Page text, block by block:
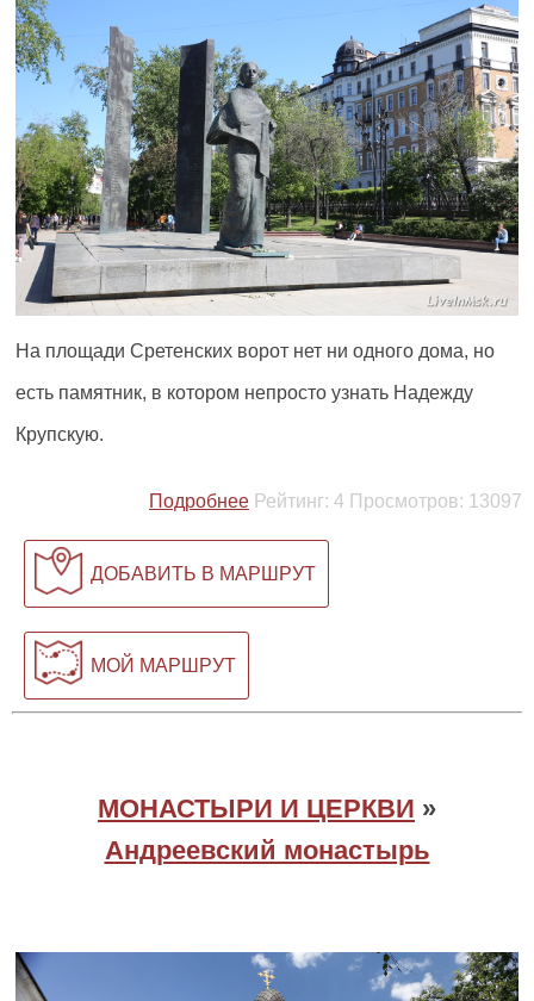
На площади Сретенских ворот нет ни одного дома, но
есть памятник, в котором непросто узнать Надежду
Крупскую.
Подробнее Рейтинг: 4 Просмотров: 13097
ДОБАВИТЬ В МАРШРУТ
МОЙ МАРШРУТ
МОНАСТЫРИ И ЦЕРКВИ »
Андреевский монастырь